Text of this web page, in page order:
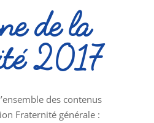
de la
2017
des contenus
Fraternité générale :